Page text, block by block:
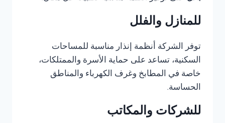
للمنازل والفلل
توفر الشركة أنظمة إنذار مناسبة للمساحات
السكنية، تساعد على حماية الأسرة والممتلكات،
خاصة في المطابخ وغرف الكهرباء والمناطق
الحساسة.
للشركات والمكاتب